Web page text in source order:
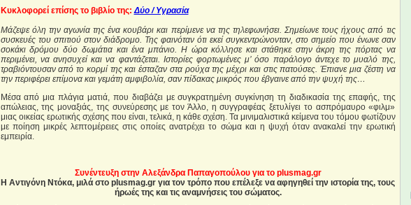
Κυκλοφορεί επίσης το βιβλίο της:Δύο / Υγρασία
Μάζεψε όλη την αγωνία της ένα κουβάρι και περίμενε να της τηλεφωνήσει. Σημείωνε τους ήχους από τις
συσκευές του σπιτιού στον διάδρομο. Της φαινόταν ότι εκεί συγκεντρώνονταν, στο σημείο που ένωνε σαν
σοκάκι δρόμου δύο δωμάτια και ένα μπάνιο. Η ώρα κόλλησε και στάθηκε στην άκρη της πόρτας να
περιμένει, να ανησυχεί και να φαντάζεται. Ιστορίες φορτωμένες μ’ όσο παράλογο άντεχε το μυαλό της,
τραβιόντουσαν από το κορμί της και έσταζαν στα ρούχα της μέχρι και στις πατούσες. Έπιανε μια ζέστη να
την περιφέρει επίμονα και γεμάτη αμφιβολία, σαν πίδακας μικρός που έβγαινε από την ψυχή της…
Μέσα από μια πλάγια ματιά, που διαβάζει με συγκρατημένη συγκίνηση τη διαδικασία της επαφής, της
απώλειας, της μοναξιάς, της συνεύρεσης με τον Άλλο, η συγγραφέας ξετυλίγει το ασπρόμαυρο «φιλμ»
μιας οικείας ερωτικής σχέσης που είναι, τελικά, η κάθε σχέση. Τα μινιμαλιστικά κείμενα του τόμου φωτίζουν
με ποίηση μικρές λεπτομέρειες στις οποίες ανατρέχει το σώμα και η ψυχή όταν ανακαλεί την ερωτική
εμπειρία.
Συνέντευξη στην Αλεξάνδρα Παπαγοπούλου για το plusmag.gr
Η Αντιγόνη Ντόκα, μιλά στο plusmag.gr για τον τρόπο που επέλεξε να αφηγηθεί την ιστορία της, τους
ήρωές της και τις αναμνήσεις του σώματος.